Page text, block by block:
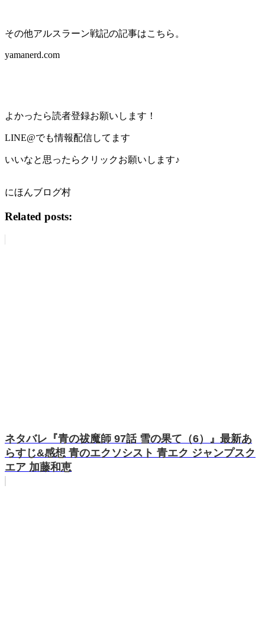
その他アルスラーン戦記の記事はこちら。
yamanerd.com
よかったら読者登録お願いします！
LINE@でも情報配信してます
いいなと思ったらクリックお願いします♪
にほんブログ村
Related posts:
ネタバレ『青の祓魔師 97話 雪の果て（6）』最新あ
らすじ&感想 青のエクソシスト 青エク ジャンプスク
エア 加藤和恵